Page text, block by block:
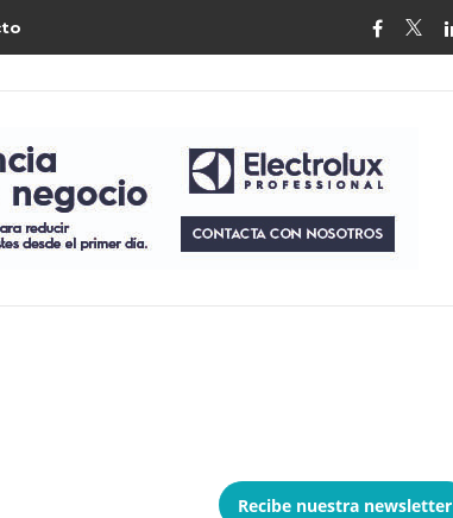
Recibe nuestra newsletter